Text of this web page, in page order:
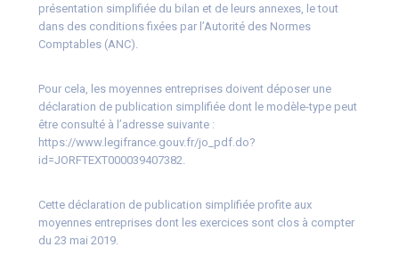
présentation simplifiée du bilan et de leurs annexes, le tout
dans des conditions fixées par l’Autorité des Normes
Comptables (ANC).
Pour cela, les moyennes entreprises doivent déposer une
déclaration de publication simplifiée dont le modèle-type peut
être consulté à l’adresse suivante :
https://www.legifrance.gouv.fr/jo_pdf.do?
id=JORFTEXT000039407382.
Cette déclaration de publication simplifiée profite aux
moyennes entreprises dont les exercices sont clos à compter
du 23 mai 2019.